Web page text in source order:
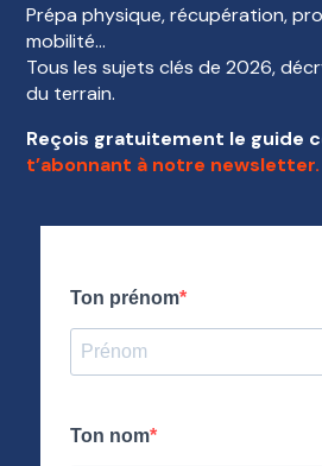
Prépa physique, récupération,
mobilité…
Tous les sujets clés de 2026,
du terrain.
Reçois gratuitement le guide
t’abonnant à notre newsletter.
Ton prénom
Ton nom